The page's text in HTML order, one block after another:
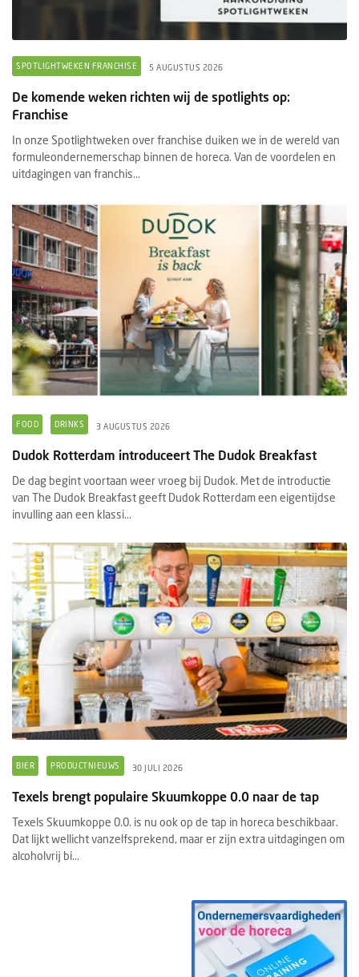
SPOTLIGHTWEKEN FRANCHISE 5 AUGUSTUS 2026
De komende weken richten wij de spotlights op:
Franchise
In onze Spotlightweken over franchise duiken we in de wereld van
formuleondernemerschap binnen de horeca. Van de voordelen en
uitdagingen van franchis...
FOOD DRINKS 3 AUGUSTUS 2026
Dudok Rotterdam introduceert The Dudok Breakfast
De dag begint voortaan weer vroeg bij Dudok. Met de introductie
van The Dudok Breakfast geeft Dudok Rotterdam een eigentijdse
invulling aan een klassi...
BIER PRODUCTNIEUWS 30 JULI 2026
Texels brengt populaire Skuumkoppe 0.0 naar de tap
Texels Skuumkoppe 0.0. is nu ook op de tap in horeca beschikbaar.
Dat lijkt wellicht vanzelfsprekend, maar er zijn extra uitdagingen om
alcoholvrij bi...